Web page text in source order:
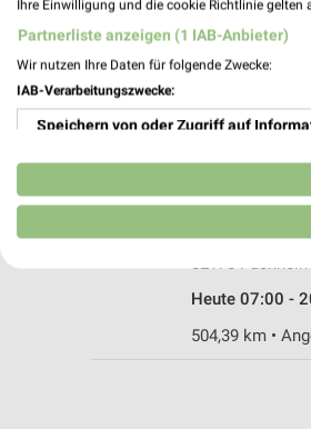
Lidl Gröbenzell
82194 Gröbenzell
Heute 07:00 -
Netto Marken-
Benzstr. 38
82178
Heute 07:00 -
504,39 km •
Ihre Einwilligung und die cookie Richtlinie
Partnerliste anzeigen (1 IAB-Anbieter)
Wir nutzen Ihre Daten für folgende Zwecke:
IAB-Verarbeitungszwecke:
Speichern von oder Zugriff auf
Verwendung reduzierter Daten zur
Erstellung von Profilen für
Erstellung von Profilen zur